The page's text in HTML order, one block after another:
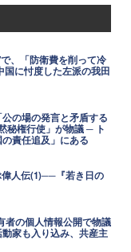
、「防衛費を削って冷
に忖度した左派の我田
の場の発言と矛盾する
秘権行使」が物議 ─ ト
責任追及」にある
偉人伝(1)──『若き日の
者の個人情報公開で物議
家も入り込み、共産主